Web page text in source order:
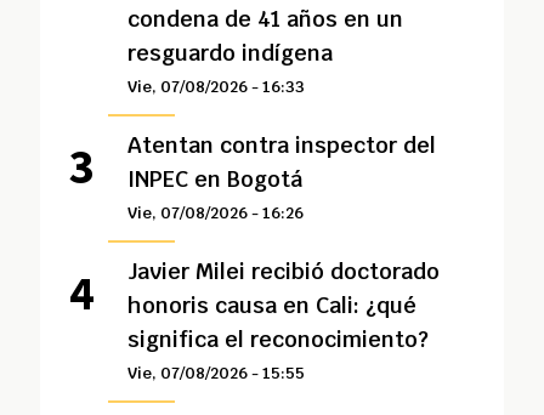
condena de 41 años en un
resguardo indígena
Vie, 07/08/2026 - 16:33
Atentan contra inspector del
INPEC en Bogotá
Vie, 07/08/2026 - 16:26
Javier Milei recibió doctorado
honoris causa en Cali: ¿qué
significa el reconocimiento?
Vie, 07/08/2026 - 15:55